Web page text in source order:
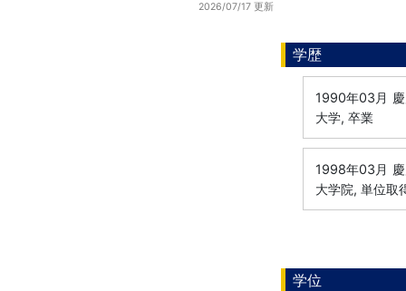
2026/07/17 更新
学歴
1990年03月
大学, 卒業
1998年03月
大学院, 単位取
学位